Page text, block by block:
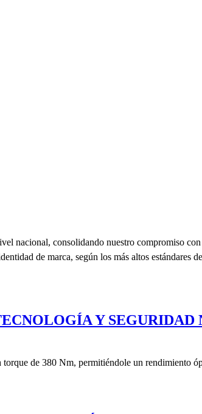
nacional, consolidando nuestro compromiso
de marca, según los más altos estándares
Y SEGURIDAD
de 380 Nm, permitiéndole un rendimiento